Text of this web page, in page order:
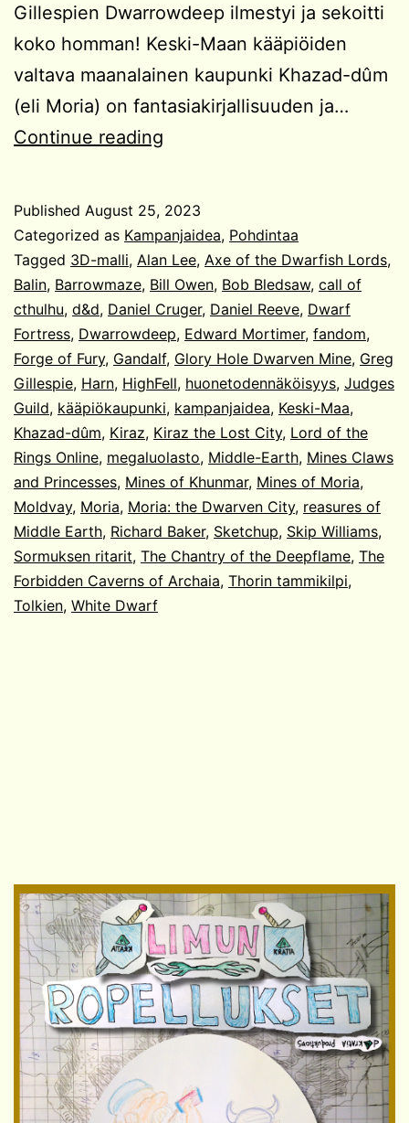
Gillespien Dwarrowdeep ilmestyi ja sekoitti
koko homman! Keski-Maan kääpiöiden
valtava maanalainen kaupunki Khazad-dûm
(eli Moria) on fantasiakirjallisuuden ja…
Continue reading
Published August 25, 2023
Categorized as Kampanjaidea, Pohdintaa
Tagged 3D-malli, Alan Lee, Axe of the Dwarfish Lords,
Balin, Barrowmaze, Bill Owen, Bob Bledsaw, call of
cthulhu, d&d, Daniel Cruger, Daniel Reeve, Dwarf
Fortress, Dwarrowdeep, Edward Mortimer, fandom,
Forge of Fury, Gandalf, Glory Hole Dwarven Mine, Greg
Gillespie, Harn, HighFell, huonetodennäköisyys, Judges
Guild, kääpiökaupunki, kampanjaidea, Keski-Maa,
Khazad-dûm, Kiraz, Kiraz the Lost City, Lord of the
Rings Online, megaluolasto, Middle-Earth, Mines Claws
and Princesses, Mines of Khunmar, Mines of Moria,
Moldvay, Moria, Moria: the Dwarven City, reasures of
Middle Earth, Richard Baker, Sketchup, Skip Williams,
Sormuksen ritarit, The Chantry of the Deepflame, The
Forbidden Caverns of Archaia, Thorin tammikilpi,
Tolkien, White Dwarf